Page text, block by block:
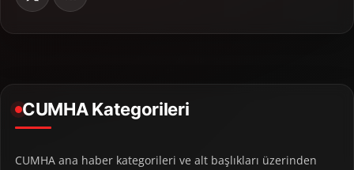
CUMHA Kategorileri
CUMHA ana haber kategorileri ve alt başlıkları üzerinden